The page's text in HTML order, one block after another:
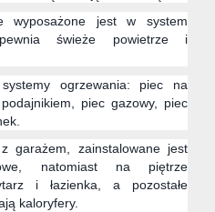
wyposażone jest w system
świeże powietrze i
ogrzewania: piec na
piec gazowy, piec
garażem,
zainstalowane jest
natomiast na piętrze
i łazienka, a pozostałe
kaloryfery.